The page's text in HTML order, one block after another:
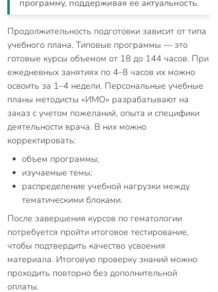
программу, поддерживая ее актуальность.
Продолжительность подготовки зависит от типа
учебного плана. Типовые программы — это
готовые курсы объемом от 18 до 144 часов. При
ежедневных занятиях по 4–8 часов их можно
освоить за 1–4 недели. Персональные учебные
планы методисты «ИМО» разрабатывают на
заказ с учетом пожеланий, опыта и специфики
деятельности врача. В них можно
корректировать:
объем программы;
изучаемые темы;
распределение учебной нагрузки между
тематическими блоками.
После завершения курсов по гематологии
потребуется пройти итоговое тестирование,
чтобы подтвердить качество усвоения
материала. Итоговую проверку знаний можно
проходить повторно без дополнительной
оплаты.